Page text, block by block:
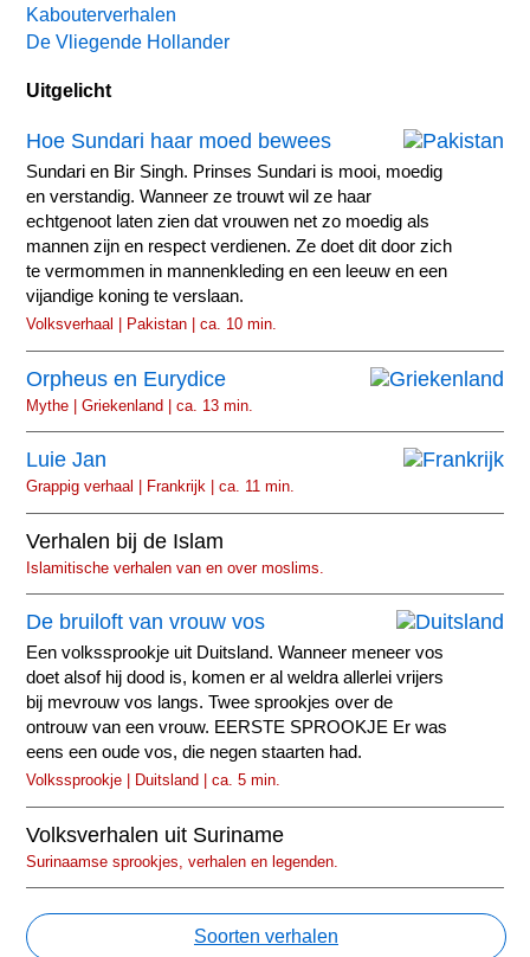
Kabouterverhalen
De Vliegende Hollander
Uitgelicht
Hoe Sundari haar moed bewees
Sundari en Bir Singh. Prinses Sundari is mooi, moedig
en verstandig. Wanneer ze trouwt wil ze haar
echtgenoot laten zien dat vrouwen net zo moedig als
mannen zijn en respect verdienen. Ze doet dit door zich
te vermommen in mannenkleding en een leeuw en een
vijandige koning te verslaan.
Volksverhaal | Pakistan | ca. 10 min.
Orpheus en Eurydice
Mythe | Griekenland | ca. 13 min.
Luie Jan
Grappig verhaal | Frankrijk | ca. 11 min.
Verhalen bij de Islam
Islamitische verhalen van en over moslims.
De bruiloft van vrouw vos
Een volkssprookje uit Duitsland. Wanneer meneer vos
doet alsof hij dood is, komen er al weldra allerlei vrijers
bij mevrouw vos langs. Twee sprookjes over de
ontrouw van een vrouw. EERSTE SPROOKJE Er was
eens een oude vos, die negen staarten had.
Volkssprookje | Duitsland | ca. 5 min.
Volksverhalen uit Suriname
Surinaamse sprookjes, verhalen en legenden.
Soorten verhalen